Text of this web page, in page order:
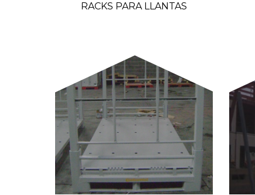
RACKS PARA LLANTAS